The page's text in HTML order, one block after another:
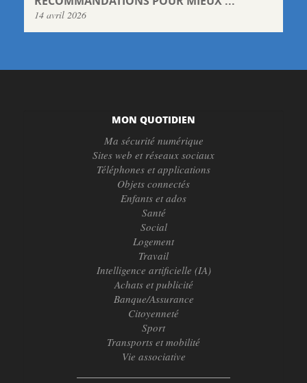
14 avril 2026
MON QUOTIDIEN
Ma sécurité numérique
Sites web et réseaux sociaux
Téléphones et applications
Objets connectés
Enfants et ados
Santé
Social
Logement
Travail
Intelligence artificielle (IA)
Achats et publicité
Banque/Assurance
Citoyenneté
Sport
Transports et mobilité
Vie associative